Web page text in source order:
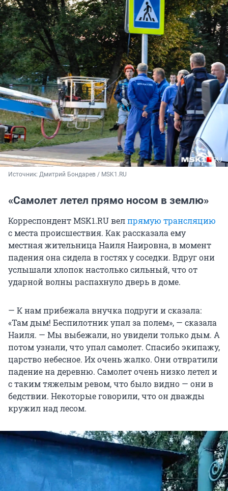
Источник: Дмитрий Бондарев / MSK1.RU
«Самолет летел прямо носом в землю»
Корреспондент MSK1.RU велпрямую трансляцию
с места происшествия. Как рассказала ему
местная жительница Наиля Наировна, в момент
падения она сидела в гостях у соседки. Вдруг они
услышали хлопок настолько сильный, что от
ударной волны распахнуло дверь в доме.
— К нам прибежала внучка подруги и сказала:
«Там дым! Беспилотник упал за полем», — сказала
Наиля. — Мы выбежали, но увидели только дым. А
потом узнали, что упал самолет. Спасибо экипажу,
царство небесное. Их очень жалко. Они отвратили
падение на деревню. Самолет очень низко летел и
с таким тяжелым ревом, что было видно — они в
бедствии. Некоторые говорили, что он дважды
кружил над лесом.